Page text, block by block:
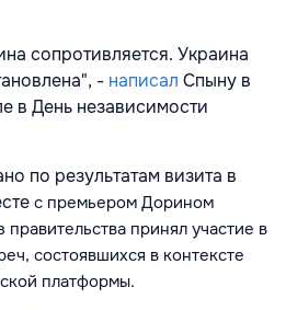
сопротивляется. Украина
- написал Спыну в
в День независимости
по результатам визита в
с премьером Дорином
принял участие в
состоявшихся в контексте
платформы.